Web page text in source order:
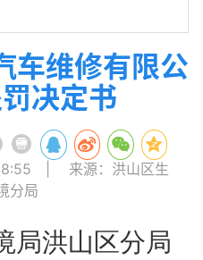
车维修有限公
决定书
来源：洪山区生
分局
局洪山区分局